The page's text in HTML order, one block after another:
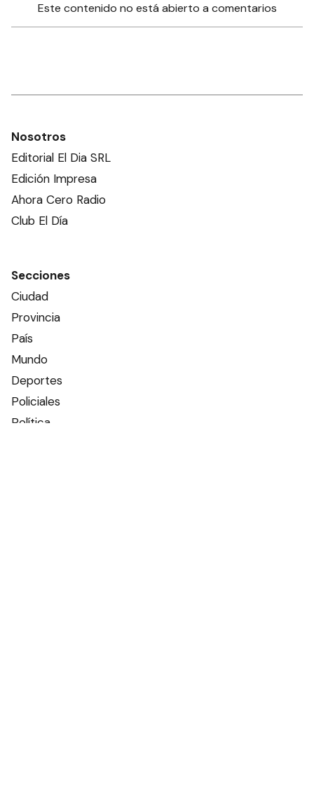
Este contenido no está abierto a comentarios
Nosotros
Editorial El Dia SRL
Edición Impresa
Ahora Cero Radio
Club El Día
Secciones
Ciudad
Provincia
País
Mundo
Deportes
Policiales
Política